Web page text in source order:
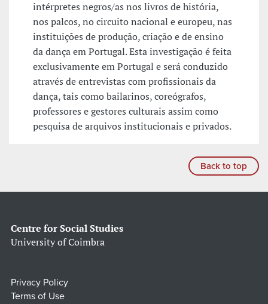
intérpretes negros/as nos livros de história,
nos palcos, no circuito nacional e europeu, nas
instituições de produção, criação e de ensino
da dança em Portugal. Esta investigação é feita
exclusivamente em Portugal e será conduzido
através de entrevistas com profissionais da
dança, tais como bailarinos, coreógrafos,
professores e gestores culturais assim como
pesquisa de arquivos institucionais e privados.
Back to top
Centre for Social Studies
University of Coimbra
Privacy Policy
Terms of Use